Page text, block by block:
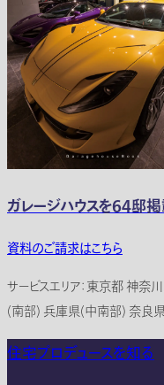
ガレージハウスを64邸
資料のご請求はこちら
サービスエリア：東京都 神
(南部) 兵庫県(中南部) 奈良
住宅プロデュースを知る